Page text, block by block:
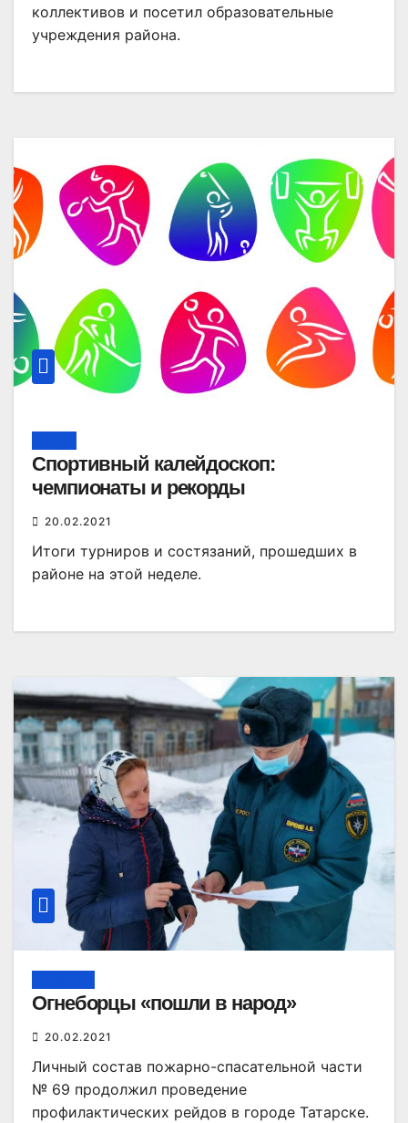
коллективов и посетил образовательные
учреждения района.
Спортивный калейдоскоп:
чемпионаты и рекорды
20.02.2021
Итоги турниров и состязаний, прошедших в
районе на этой неделе.
Огнеборцы «пошли в народ»
20.02.2021
Личный состав пожарно-спасательной части
№ 69 продолжил проведение
профилактических рейдов в городе Татарске.